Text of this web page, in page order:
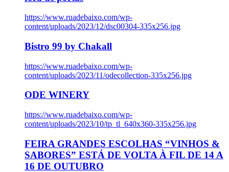
https://www.ruadebaixo.com/wp-
content/uploads/2023/12/dsc00304-335x256.jpg
Bistro 99 by Chakall
https://www.ruadebaixo.com/wp-
content/uploads/2023/11/odecollection-335x256.jpg
ODE WINERY
https://www.ruadebaixo.com/wp-
content/uploads/2023/10/tp_tl_640x360-335x256.jpg
FEIRA GRANDES ESCOLHAS “VINHOS &
SABORES” ESTÁ DE VOLTA À FIL DE 14 A
16 DE OUTUBRO